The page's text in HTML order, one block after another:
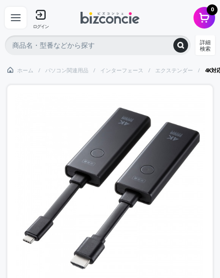
ログイン
0
詳細
検索
ホーム パソコン関連用品 インターフェース エクステンダー 4K対